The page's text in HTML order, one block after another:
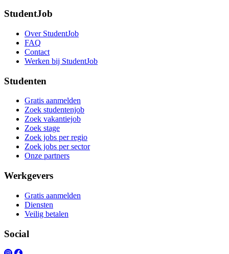
StudentJob
Over StudentJob
FAQ
Contact
Werken bij StudentJob
Studenten
Gratis aanmelden
Zoek studentenjob
Zoek vakantiejob
Zoek stage
Zoek jobs per regio
Zoek jobs per sector
Onze partners
Werkgevers
Gratis aanmelden
Diensten
Veilig betalen
Social